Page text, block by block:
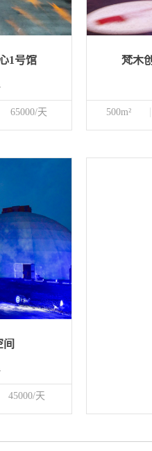
1号馆
65000/天
梵木
500m²
间
45000/天